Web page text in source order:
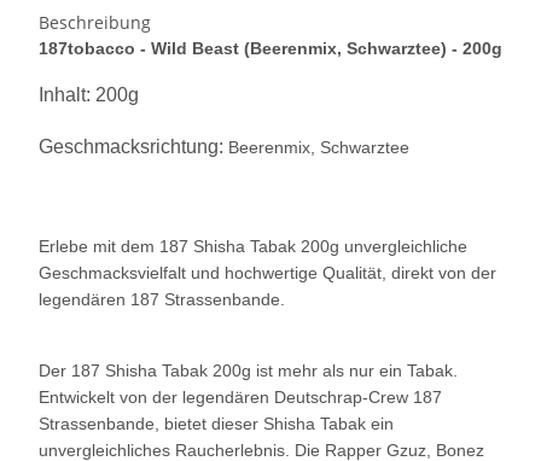
Beschreibung
187tobacco - Wild Beast (Beerenmix, Schwarztee) - 200g
Inhalt: 200g
Geschmacksrichtung: Beerenmix, Schwarztee
Erlebe mit dem 187 Shisha Tabak 200g unvergleichliche
Geschmacksvielfalt und hochwertige Qualität, direkt von der
legendären 187 Strassenbande.
Der 187 Shisha Tabak 200g ist mehr als nur ein Tabak.
Entwickelt von der legendären Deutschrap-Crew 187
Strassenbande, bietet dieser Shisha Tabak ein
unvergleichliches Raucherlebnis. Die Rapper Gzuz, Bonez